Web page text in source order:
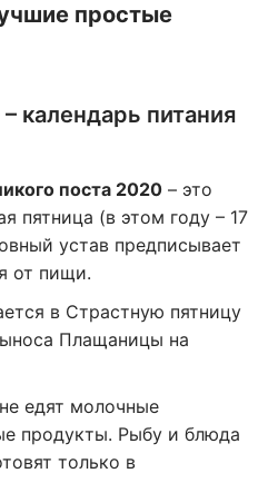
простые
календарь питания
поста 2020 – это
пятница (в этом году – 17
устав предписывает
от пищи.
в Страстную пятницу
Плащаницы на
едят молочные
продукты. Рыбу и блюда
только в